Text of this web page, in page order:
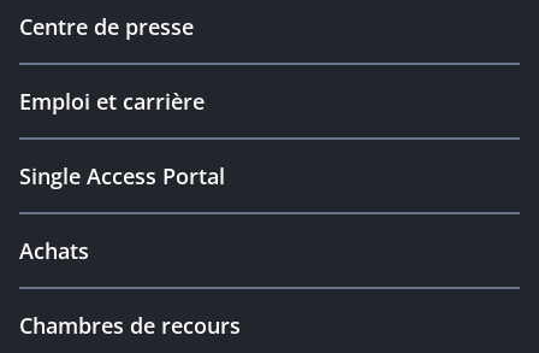
Centre de presse
Emploi et carrière
Single Access Portal
Achats
Chambres de recours